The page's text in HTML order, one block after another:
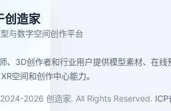
创造家
与数字空间创作平台
、3D创作者和行业用户提供模型素材、在线
空间和创作中心能力。
2026 创造家. All Rights Reserved. ICP